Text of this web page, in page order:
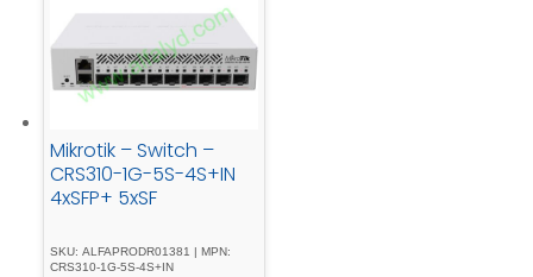
Mikrotik – Switch –
CRS310-1G-5S-4S+IN
4xSFP+ 5xSF
SKU: ALFAPRODR01381 | MPN:
CRS310-1G-5S-4S+IN